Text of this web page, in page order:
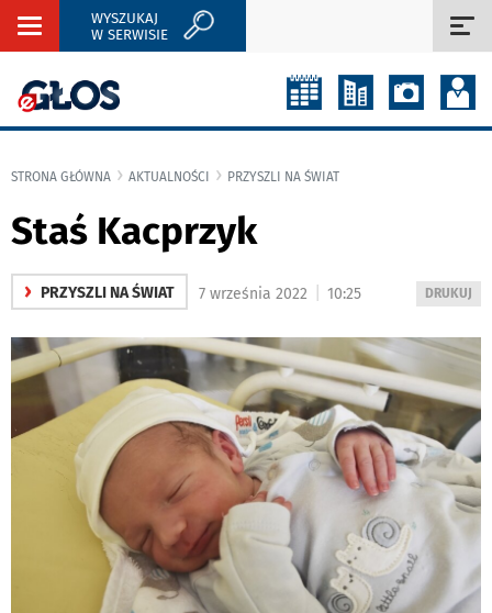
Rozwiń
WYSZUKAJ
W SERWISIE
STRONA GŁÓWNA AKTUALNOŚCI PRZYSZLI NA ŚWIAT
Staś Kacprzyk
› PRZYSZLI NA ŚWIAT
WYDRUKUJ
DRUKUJ
7 września 2022 10:25